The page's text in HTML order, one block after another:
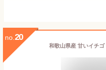
no. 20
和歌山県産 甘いイチ